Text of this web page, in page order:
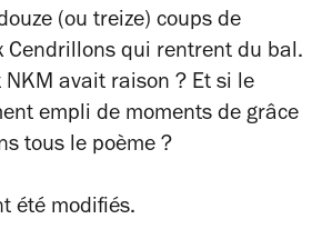
(ou treize) coups de
Cendrillons qui rentrent du bal.
NKM avait raison ? Et si le
empli de moments de grâce
tous le poème ?
été modifiés.